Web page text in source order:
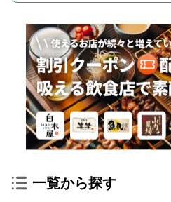
一覧から探す